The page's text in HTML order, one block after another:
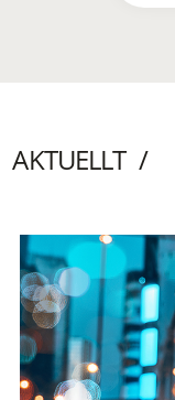
AKTUELLT